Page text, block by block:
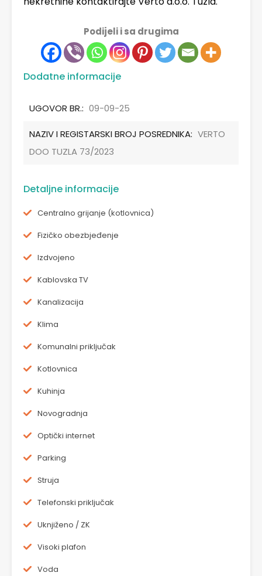
Podijeli i sa drugima
Dodatne informacije
UGOVOR BR.: 09-09-25
NAZIV I REGISTARSKI BROJ POSREDNIKA: VERTO
DOO TUZLA 73/2023
Detaljne informacije
Centralno grijanje (kotlovnica)
Fizičko obezbjeđenje
Izdvojeno
Kablovska TV
Kanalizacija
Klima
Komunalni priključak
Kotlovnica
Kuhinja
Novogradnja
Optički internet
Parking
Struja
Telefonski priključak
Uknjiženo / ZK
Visoki plafon
Voda